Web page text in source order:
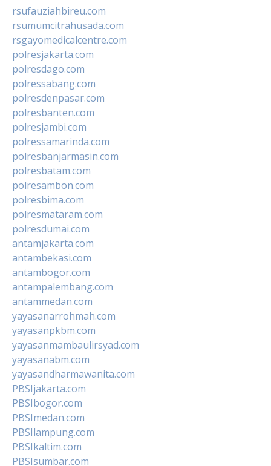
rsufauziahbireu.com
rsumumcitrahusada.com
rsgayomedicalcentre.com
polresjakarta.com
polresdago.com
polressabang.com
polresdenpasar.com
polresbanten.com
polresjambi.com
polressamarinda.com
polresbanjarmasin.com
polresbatam.com
polresambon.com
polresbima.com
polresmataram.com
polresdumai.com
antamjakarta.com
antambekasi.com
antambogor.com
antampalembang.com
antammedan.com
yayasanarrohmah.com
yayasanpkbm.com
yayasanmambaulirsyad.com
yayasanabm.com
yayasandharmawanita.com
PBSIjakarta.com
PBSIbogor.com
PBSImedan.com
PBSIlampung.com
PBSIkaltim.com
PBSIsumbar.com